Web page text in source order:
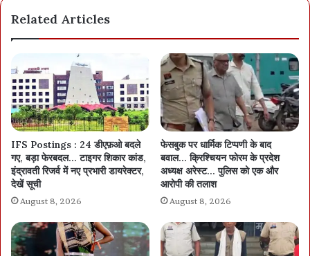
Related Articles
IFS Postings : 24 डीएफ़ओ बदले
गए, बड़ा फेरबदल… टाइगर शिकार कांड,
इंद्रावती रिजर्व में नए प्रभारी डायरेक्टर,
देखें सूची
August 8, 2026
फेसबुक पर धार्मिक टिप्पणी के बाद
बवाल… क्रिश्चियन फोरम के प्रदेश
अध्यक्ष अरेस्ट… पुलिस को एक और
आरोपी की तलाश
August 8, 2026